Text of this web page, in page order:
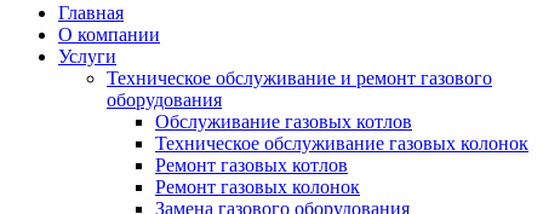
Главная
О компании
Услуги
Техническое обслуживание и ремонт газового
оборудования
Обслуживание газовых котлов
Техническое обслуживание газовых колонок
Ремонт газовых котлов
Ремонт газовых колонок
Замена газового оборудования